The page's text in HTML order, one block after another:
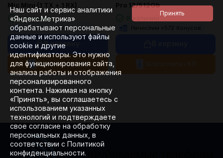
Mic Mini (1 TX + 1 RX)
В наличии
Начислим +113 бонусов
В корзину
Запрос счета / КП
Pro 12/512Gb
В наличии
Начислим + 572 бонусов
Наш сайт и сервис аналитики
«Яндекс.Метрика»
обрабатывают персональные
данные и используют файлы
cookie и другие
идентификаторы. Это нужно
для функционирования сайта,
анализа работы и отображения
персонализированного
контента. Нажимая на кнопку
«Принять», вы соглашаетесь с
использованием указанных
технологий и подтверждаете
свое согласие на обработку
персональных данных, в
соответствии с Политикой
конфиденциальности.